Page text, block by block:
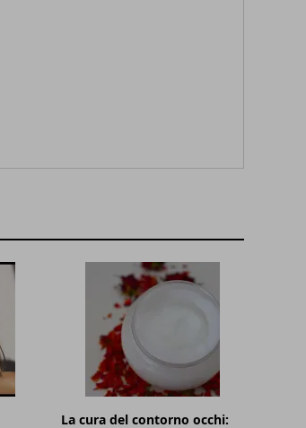
La cura del contorno occhi: